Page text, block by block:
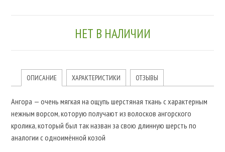
НЕТ В НАЛИЧИИ
ОПИСАНИЕ ХАРАКТЕРИСТИКИ ОТЗЫВЫ
Ангора — очень мягкая на ощупь шерстяная ткань с характерным
нежным ворсом, которую получают из волосков ангорского
кролика, который был так назван за свою длинную шерсть по
аналогии с одноимённой козой